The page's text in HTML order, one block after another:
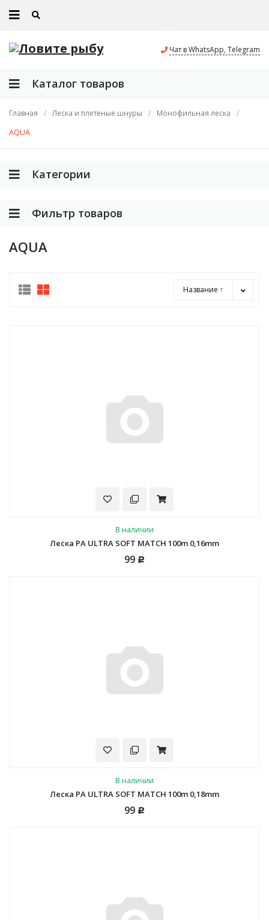
Чат в WhatsApp, Telegram
Каталог товаров
Главная / Леска и плетеные шнуры / Монофильная леска
/
AQUA
Категории
Фильтр товаров
AQUA
Название ↑
В наличии
Леска PA ULTRA SOFT MATCH 100m 0,16mm
99 Р
В наличии
Леска PA ULTRA SOFT MATCH 100m 0,18mm
99 Р